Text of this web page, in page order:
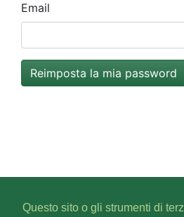
Questo sito o gli strumenti di
Email
Reimposta la mia password